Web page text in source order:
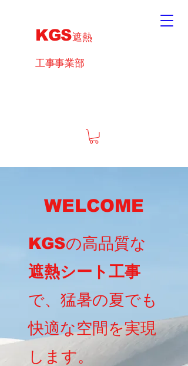
KGS遮熱
工事事業部
WELCOME
KGSの高品質な
遮熱シート工事
で、猛暑の夏でも
快適な空間を実現
します。